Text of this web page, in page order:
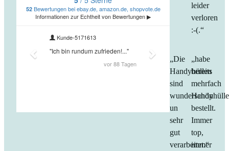
leider
verloren
:-(.“
„Die
Handyhüllen
sind
wunderschön
un
sehr
gut
verarbeitet.“
„habe
bereits
mehrfach
bestellt.
Immer
top,
immer